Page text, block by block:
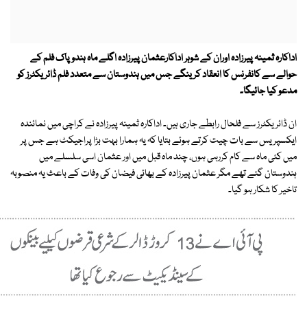
اداکارہ ثمینہ پیرزادہ اوران کے شوہر اداکارعثمان پیرزادہ اگلے ماہ ہندوپاک فلم کے
حوالے سے کانفرنس کا انعقاد کرینگے جس میں ہندوستان سے متعدد فلم ڈائریکٹرز کو
مدعو کیا جائیگا۔
ان ڈائریکٹرز سے فلحال رابطے جاری ہیں۔ اداکارہ ثمینہ پیرزادہ نے کراچی میں نمائندہ
ایکسپریس سے بات چیت کرتے ہوئے بتایا کہ یہ ہمارا بہت بڑا پراجیکٹ ہے جس پر
میں کئی ماہ سے کام کررہی ہوں، چند ماہ قبل میں اور عثمان اسی سلسلے میں
ہندوستان گئے تھے مگر عثمان پیرزادہ کے بھائی فیضان کی وفات کے باعث یہ منصوبہ
تاخیر کا شکار ہو گیا۔